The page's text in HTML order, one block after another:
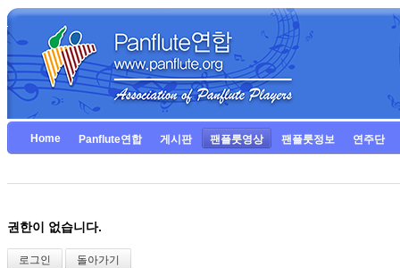
Home Panflute연합 게시판 팬플룻영상 팬플룻정보 연주단
권한이 없습니다.
로그인 돌아가기